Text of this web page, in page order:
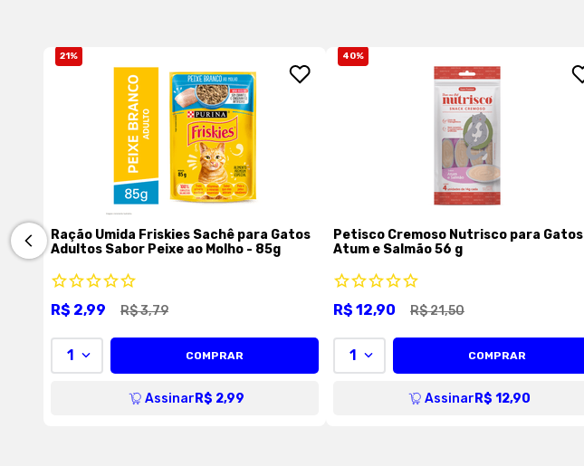
21%
Ração Úmida Friskies Sachê para Gatos
Adultos Sabor Peixe ao Molho - 85g
R$3,79
R$ 2,99
1 COMPRAR
Assinar R$ 2,99
40%
Petisco Cremoso Nutrisco para Gatos
Atum e Salmão 56 g
R$21,50
R$ 12,90
1 COMPRAR
Assinar R$ 12,90